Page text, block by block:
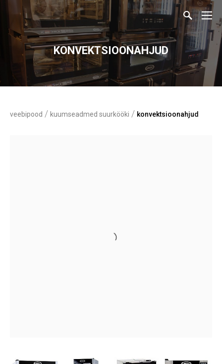
KONVEKTSIOONAHJUD
veebipood / kuumseadmed suurkööki / konvektsioonahjud